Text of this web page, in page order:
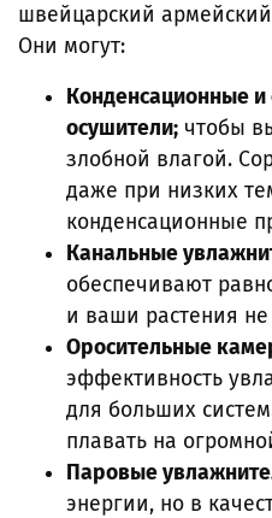
швейцарский
Они могут:
Конденсационные
осушители; чтобы
злобной влагой.
даже при низких
конденсационные
Канальные
обеспечивают
и ваши растения не
Оросительные
эффективность
для больших
плавать на
Паровые
энергии, но в